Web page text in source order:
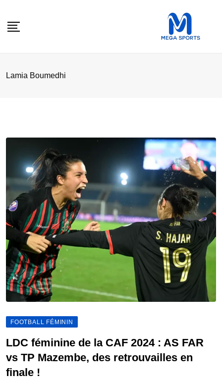
Lamia Boumedhi
FOOTBALL FÉMININ
LDC féminine de la CAF 2024 : AS FAR
vs TP Mazembe, des retrouvailles en
finale !